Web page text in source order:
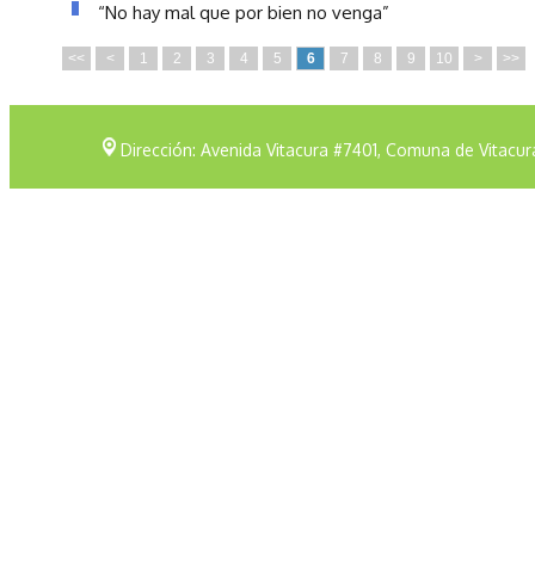
“No hay mal que por bien no venga”
<< < 1 2 3 4 5 6 7 8 9 10 > >>
Dirección: Avenida Vitacura #7401, Comuna de